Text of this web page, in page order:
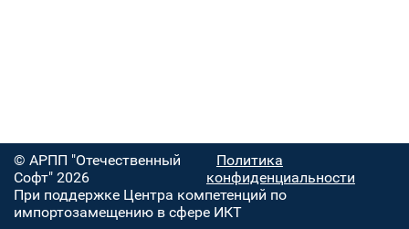
© АРПП "Отечественный
Софт" 2026
Политика
конфиденциальности
При поддержке Центра компетенций по
импортозамещению в сфере ИКТ